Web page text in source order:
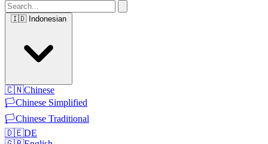
🇮🇩 Indonesian
🇨🇳Chinese
🏳️Chinese Simplified
🏳️Chinese Traditional
🇩🇪DE